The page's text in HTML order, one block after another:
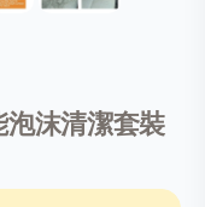
沫清潔套裝